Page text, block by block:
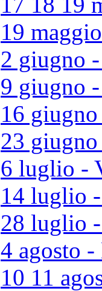
19
2 giugno
9 giugno
16
23 giugno
6 luglio -
14 luglio
28 luglio
4 agosto
10 11